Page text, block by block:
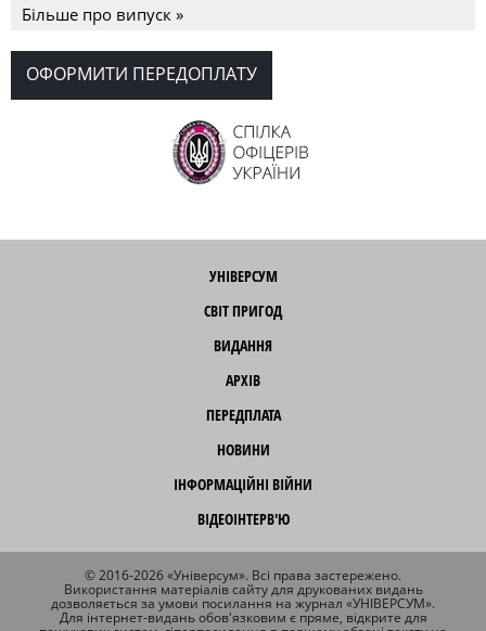
Більше про випуск »
ОФОРМИТИ ПЕРЕДОПЛАТУ
УНІВЕРСУМ
СВІТ ПРИГОД
ВИДАННЯ
АРХІВ
ПЕРЕДПЛАТА
НОВИНИ
ІНФОРМАЦІЙНІ ВІЙНИ
ВІДЕОІНТЕРВ'Ю
© 2016-2026 «Універсум». Всі права застережено.
Використання матеріалів сайту для друкованих видань
дозволяється за умови посилання на журнал «УНІВЕРСУМ».
Для інтернет-видань обов'язковим є пряме, відкрите для